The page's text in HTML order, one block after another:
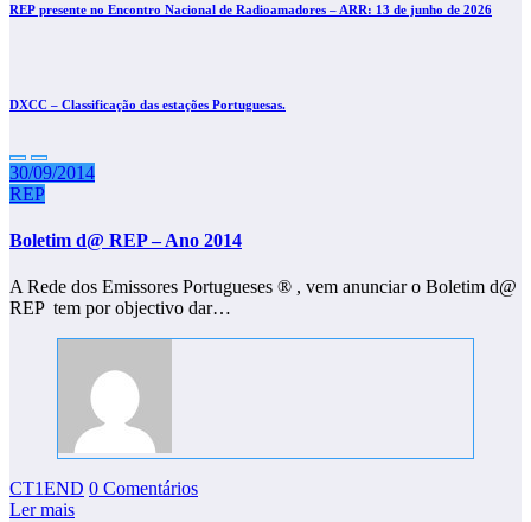
REP presente no Encontro Nacional de Radioamadores – ARR: 13 de junho de 2026
DXCC – Classificação das estações Portuguesas.
30/09/2014
REP
Boletim d@ REP – Ano 2014
A Rede dos Emissores Portugueses ® , vem anunciar o Boletim d@
REP tem por objectivo dar…
CT1END 0 Comentários
Ler mais